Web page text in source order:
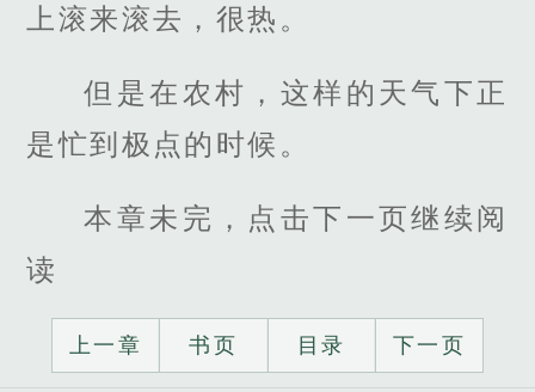
上滚来滚去，很热。
但是在农村，这样的天气下正
是忙到极点的时候。
本章未完，点击下一页继续阅
读
上一章 书页 目录 下一页